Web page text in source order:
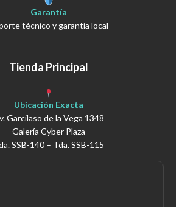
Garantía
técnico y garantía local
Tienda Principal
Ubicación Exacta
Garcilaso de la Vega 1348
Galería Cyber Plaza
SSB-140 – Tda. SSB-115